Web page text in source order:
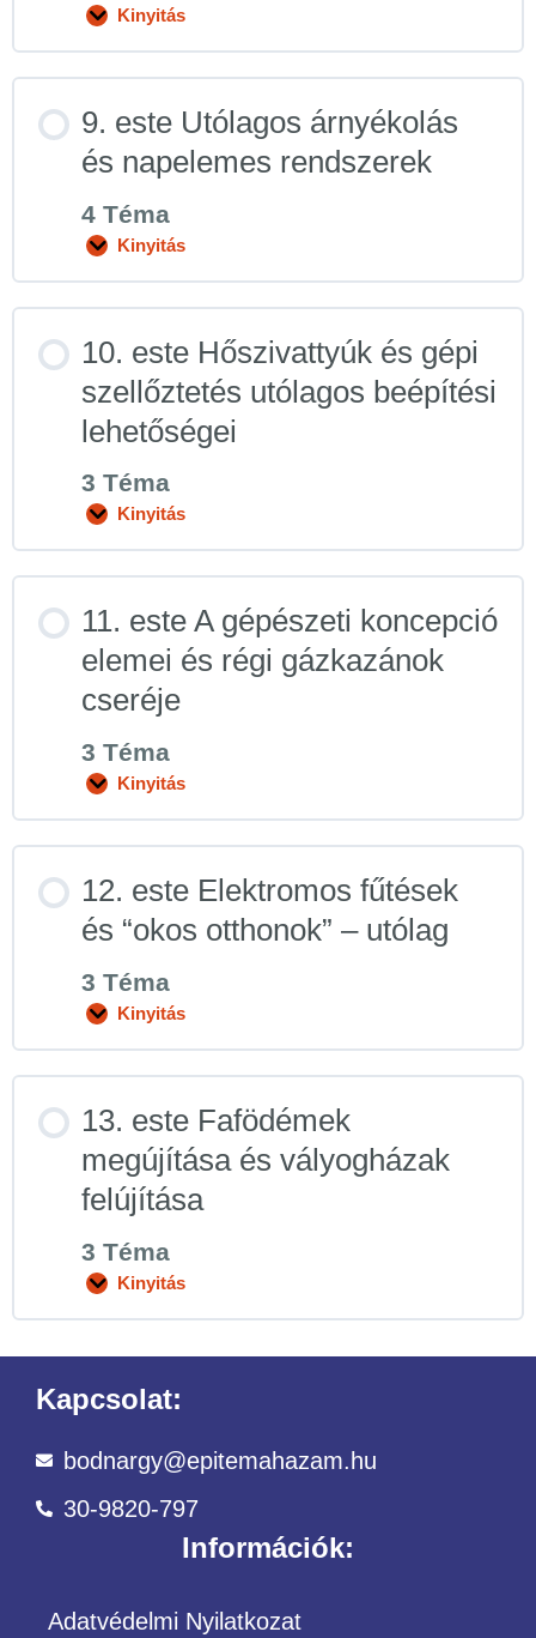
Kinyitás
9. este Utólagos árnyékolás
és napelemes rendszerek
4 Téma
Kinyitás
10. este Hőszivattyúk és gépi
szellőztetés utólagos beépítési
lehetőségei
3 Téma
Kinyitás
11. este A gépészeti koncepció
elemei és régi gázkazánok
cseréje
3 Téma
Kinyitás
12. este Elektromos fűtések
és “okos otthonok” – utólag
3 Téma
Kinyitás
13. este Fafödémek
megújítása és vályogházak
felújítása
3 Téma
Kinyitás
Kapcsolat:
bodnargy@epitemahazam.hu
30-9820-797
Információk:
Adatvédelmi Nyilatkozat